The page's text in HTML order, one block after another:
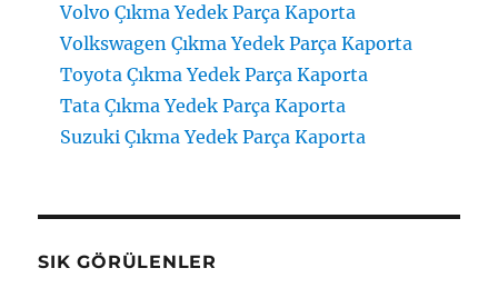
Volvo Çıkma Yedek Parça Kaporta
Volkswagen Çıkma Yedek Parça Kaporta
Toyota Çıkma Yedek Parça Kaporta
Tata Çıkma Yedek Parça Kaporta
Suzuki Çıkma Yedek Parça Kaporta
SIK GÖRÜLENLER